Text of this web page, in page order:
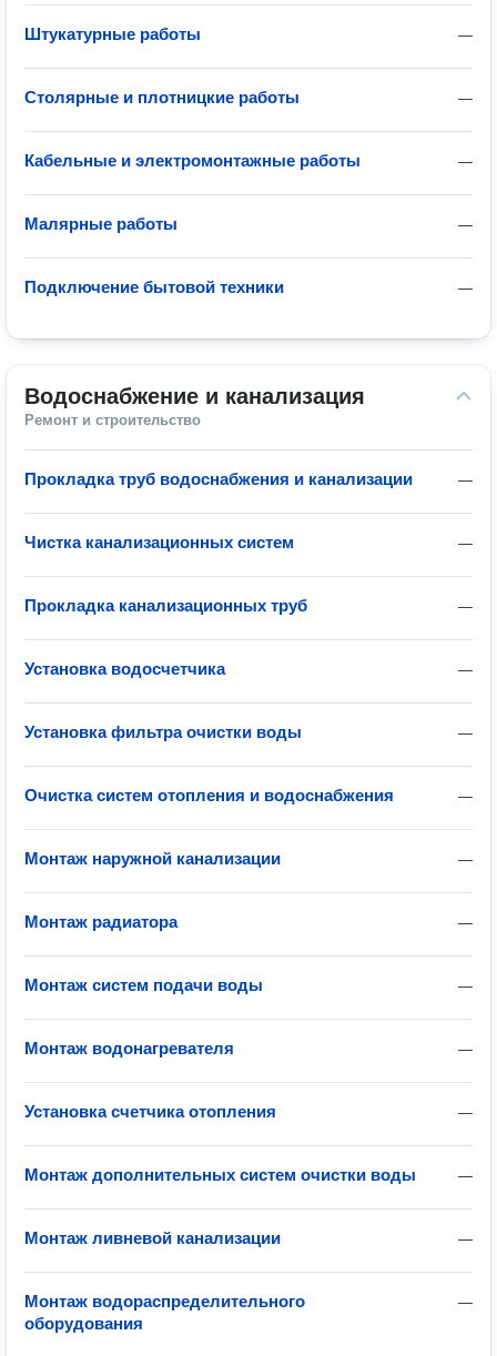
—
Штукатурные работы
—
Столярные и плотницкие работы
—
Кабельные и электромонтажные работы
—
Малярные работы
—
Подключение бытовой техники
Водоснабжение и канализация
Ремонт и строительство
—
Прокладка труб водоснабжения и канализации
—
Чистка канализационных систем
—
Прокладка канализационных труб
—
Установка водосчетчика
—
Установка фильтра очистки воды
—
Очистка систем отопления и водоснабжения
—
Монтаж наружной канализации
—
Монтаж радиатора
—
Монтаж систем подачи воды
—
Монтаж водонагревателя
—
Установка счетчика отопления
—
Монтаж дополнительных систем очистки воды
—
Монтаж ливневой канализации
—
Монтаж водораспределительного
оборудования